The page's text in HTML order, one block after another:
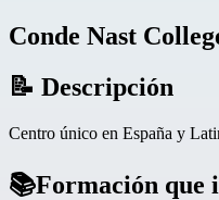
Conde Nast
📝 Descripción
Centro único en España y
📚Formación que